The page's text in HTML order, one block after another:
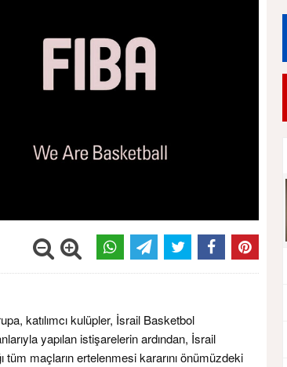
katılımcı kulüpler, İsrail Basketbol
yapılan istişarelerin ardından, İsrail
tüm maçların ertelenmesi kararını önümüzdeki